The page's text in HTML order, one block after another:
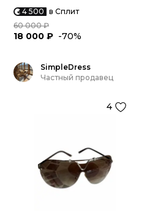
4 500 в Сплит
60 000 ₽
18 000 ₽ -70%
SimpleDress
Частный продавец
4